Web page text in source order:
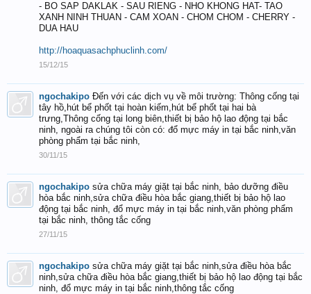
- BO SAP DAKLAK - SAU RIENG - NHO KHONG HAT- TAO
XANH NINH THUAN - CAM XOAN - CHOM CHOM - CHERRY -
DUA HAU
http://hoaquasachphuclinh.com/
15/12/15
ngochakipo Đến với các dịch vụ về môi trường: Thông cống tại
tây hồ,hút bể phốt tại hoàn kiếm,hút bể phốt tại hai bà
trưng,Thông cống tại long biên,thiết bị bảo hộ lao động tại bắc
ninh, ngoài ra chúng tôi còn có: đổ mực máy in tại bắc ninh,văn
phòng phẩm tại bắc ninh,
30/11/15
ngochakipo sửa chữa máy giặt tại bắc ninh, bảo dưỡng điều
hòa bắc ninh,sửa chữa điều hòa bắc giang,thiết bị bảo hộ lao
động tại bắc ninh, đổ mực máy in tại bắc ninh,văn phòng phẩm
tại bắc ninh, thông tắc cống
27/11/15
ngochakipo sửa chữa máy giặt tại bắc ninh,sửa điều hòa bắc
ninh,sửa chữa điều hòa bắc giang,thiết bị bảo hộ lao động tại bắc
ninh, đổ mực máy in tại bắc ninh,thông tắc cống